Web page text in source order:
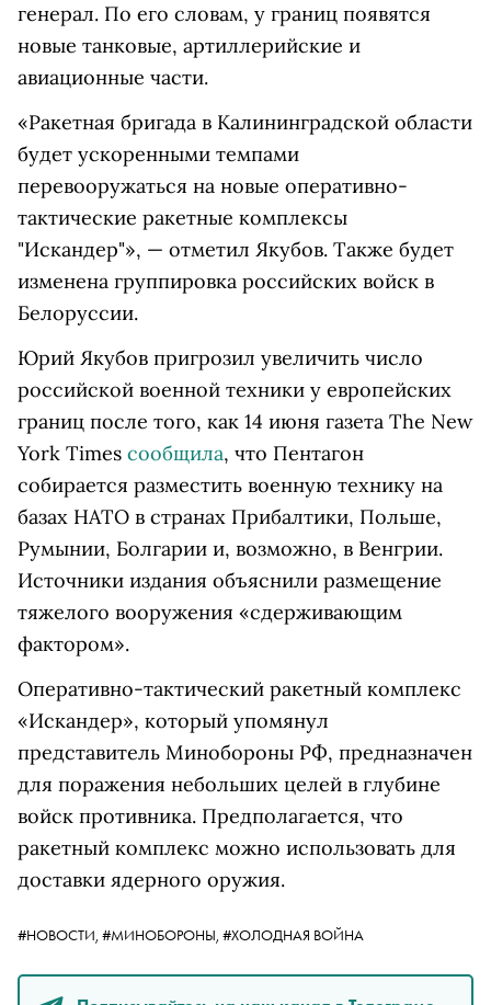
генерал. По его словам, у границ появятся
новые танковые, артиллерийские и
авиационные части.
«Ракетная бригада в Калининградской области
будет ускоренными темпами
перевооружаться на новые оперативно-
тактические ракетные комплексы
"Искандер"», — отметил Якубов. Также будет
изменена группировка российских войск в
Белоруссии.
Юрий Якубов пригрозил увеличить число
российской военной техники у европейских
границ после того, как 14 июня газета The New
York Times сообщила, что Пентагон
собирается разместить военную технику на
базах НАТО в странах Прибалтики, Польше,
Румынии, Болгарии и, возможно, в Венгрии.
Источники издания объяснили размещение
тяжелого вооружения «сдерживающим
фактором».
Оперативно-тактический ракетный комплекс
«Искандер», который упомянул
представитель Минобороны РФ, предназначен
для поражения небольших целей в глубине
войск противника. Предполагается, что
ракетный комплекс можно использовать для
доставки ядерного оружия.
#НОВОСТИ, #МИНОБОРОНЫ, #ХОЛОДНАЯ ВОЙНА